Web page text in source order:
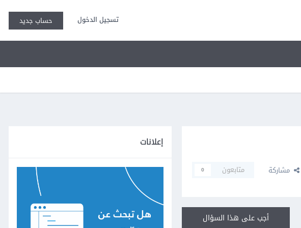
تسجيل الدخول حساب جديد
مشاركة متابعون 0
أجب على هذا السؤال
إعلانات